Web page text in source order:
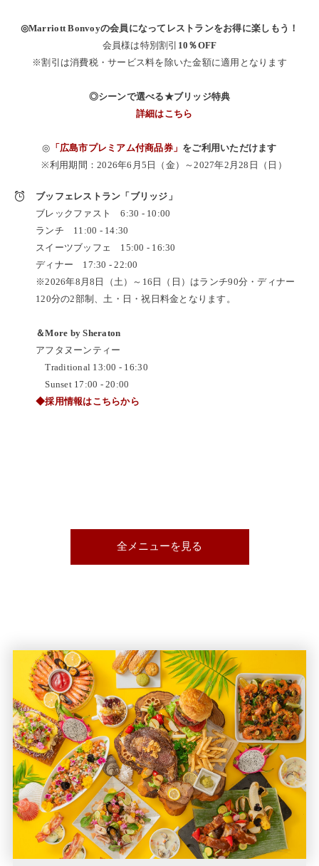
◎Marriott Bonvoyの会員になってレストランをお得に楽しもう！
会員様は特別割引 10％OFF
※割引は消費税・サービス料を除いた金額に適用となります
◎シーンで選べる★ブリッジ特典
詳細はこちら
◎ 「広島市プレミアム付商品券」 をご利用いただけます
※利用期間：2026年6月5日（金）～2027年2月28日（日）
ブッフェレストラン「ブリッジ」
ブレックファスト 6:30 - 10:00
ランチ 11:00 - 14:30
スイーツブッフェ 15:00 - 16:30
ディナー 17:30 - 22:00
※2026年8月8日（土）～16日（日）はランチ90分・ディナー
120分の2部制、土・日・祝日料金となります。
＆More by Sheraton
アフタヌーンティー
Traditional 13:00 - 16:30
Sunset 17:00 - 20:00
◆採用情報はこちらから
全メニューを見る